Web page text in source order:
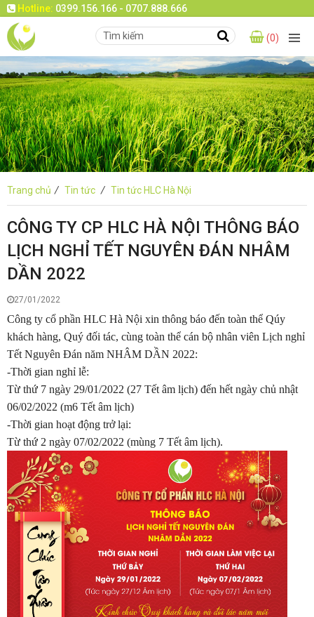
Hotline: 0399.156.166 - 0707.888.666
(0)
Trang chủ / Tin tức / Tin tức HLC Hà Nội
CÔNG TY CP HLC HÀ NỘI THÔNG BÁO
LỊCH NGHỈ TẾT NGUYÊN ĐÁN NHÂM
DẦN 2022
27/01/2022
Công ty cổ phần HLC Hà Nội xin thông báo đến toàn thể Qúy
khách hàng, Quý đối tác, cùng toàn thể cán bộ nhân viên Lịch nghỉ
Tết Nguyên Đán năm NHÂM DẦN 2022:
-Thời gian nghỉ lễ:
Từ thứ 7 ngày 29/01/2022 (27 Tết âm lịch) đến hết ngày chủ nhật
06/02/2022 (m6 Tết âm lịch)
-Thời gian hoạt động trở lại:
Từ thứ 2 ngày 07/02/2022 (mùng 7 Tết âm lịch).